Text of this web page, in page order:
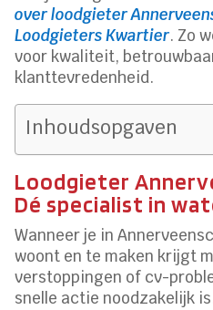
over loodgieter
Loodgieters Kwartier. Zo
voor kwaliteit,
klanttevredenheid.
Inhoudsopgaven
Loodgieter
Dé specialist in
Wanneer je in
woont en te maken krijgt
verstoppingen of cv-
snelle actie noodzakelijk